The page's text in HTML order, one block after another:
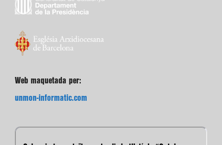
Web maquetada per:
unmon-informatic.com